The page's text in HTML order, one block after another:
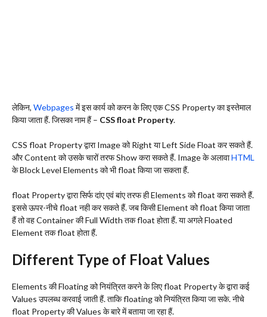
लेकिन, Webpages में इस कार्य को करन के लिए एक CSS Property का इस्तेमाल
किया जाता हैं. जिसका नाम हैं – CSS float Property.
CSS float Property द्वारा Image को Right या Left Side Float कर सकते हैं.
और Content को उसके चारों तरफ Show करा सकते हैं. Image के अलावाHTML
के Block Level Elements को भी float किया जा सकता हैं.
float Property द्वारा सिर्फ दांए एवं बांए तरफ ही Elements को float करा सकते हैं.
इससे ऊपर-नीचे float नही कर सकते हैं. जब किसी Element को float किया जाता
हैं तो वह Container की Full Width तक float होता हैं. या अगले Floated
Element तक float होता हैं.
Different Type of Float Values
Elements की Floating को नियंत्रित करने के लिए float Property के द्वारा कई
Values उपलब्ध करवाई जाती हैं. ताकि floating को नियंत्रित किया जा सके. नीचे
float Property की Values के बारे में बताया जा रहा हैं.